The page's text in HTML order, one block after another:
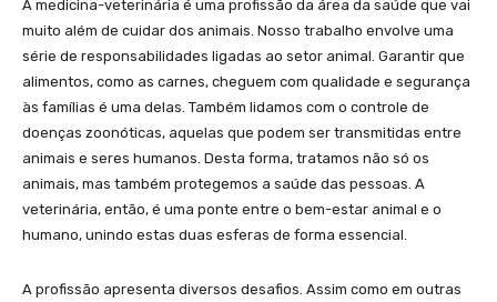
A medicina-veterinária é uma profissão da área da saúde que vai
muito além de cuidar dos animais. Nosso trabalho envolve uma
série de responsabilidades ligadas ao setor animal. Garantir que
alimentos, como as carnes, cheguem com qualidade e segurança
às famílias é uma delas. Também lidamos com o controle de
doenças zoonóticas, aquelas que podem ser transmitidas entre
animais e seres humanos. Desta forma, tratamos não só os
animais, mas também protegemos a saúde das pessoas. A
veterinária, então, é uma ponte entre o bem-estar animal e o
humano, unindo estas duas esferas de forma essencial.
A profissão apresenta diversos desafios. Assim como em outras